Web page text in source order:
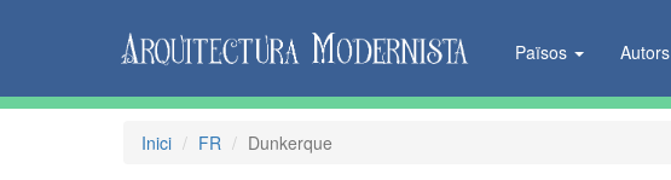
Països Autors
Inici FR Dunkerque